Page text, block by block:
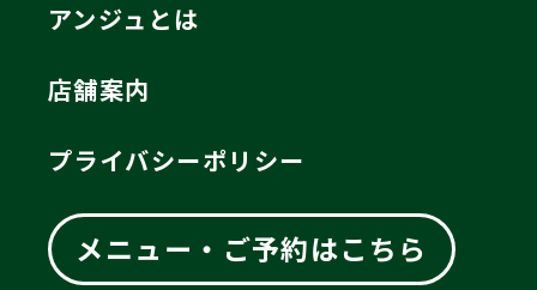
アンジュとは
店舗案内
プライバシーポリシー
メニュー・ご予約はこちら